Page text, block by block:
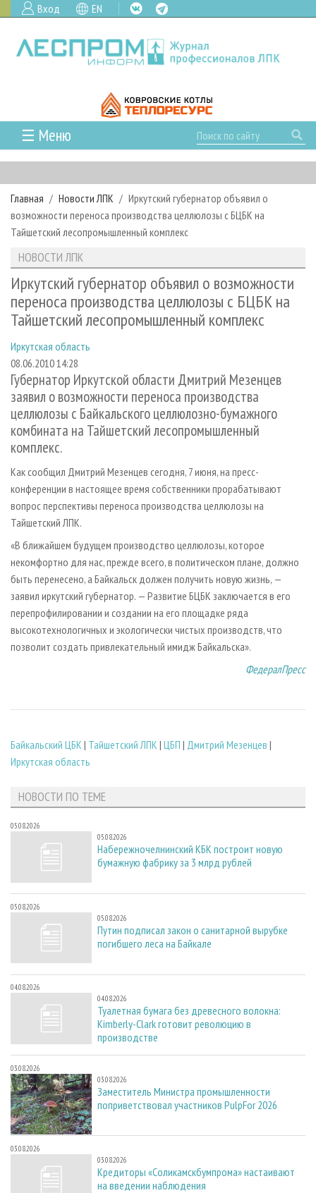
Вход EN
☰ Меню
ГЛАВНАЯ
РУБРИКИ И ТЕМЫ
РУБРИКИ ЖУРНАЛА
ЛЕСНОЕ ХОЗЯЙСТВО
ЛЕСОЗАГОТОВКА
ЛЕСОПИЛЕНИЕ
ДЕРЕВООБРАБОТКА
СУШКА ДРЕВЕСИНЫ
ПРОИЗВОДСТВО ДРЕВЕСНЫХ ПЛИТ
ДЕРЕВЯННОЕ ДОМОСТРОЕНИЕ
ПРОИЗВОДСТВО МЕБЕЛИ
БИОЭНЕРГЕТИКА
ЦБП
ИНСТРУМЕНТ И МАТЕРИАЛЫ
НОВОСТИ
КАЛЕНДАРЬ СОБЫТИЙ
НОВОСТИ ЛПК
НОВОСТИ ЖУРНАЛА
НОВОСТИ КОМПАНИЙ
ПРОЕКТЫ ЛПИ
АНАЛИТИКА
ПРЕДПРИЯТИЯ ЛПК
ЛЕСНЫЕ РЕГИОНЫ РОССИИ
ПЕРСОНЫ
МОБИЛЬНЫЕ ВЫСТАВКИ
ОФИЦИАЛЬНЫЕ ДЕЛЕГАЦИИ
ПРИОРИТЕТНЫЕ ИНВЕСТПРОЕКТЫ
RUSSIAN FORESTRY REVIEW
ГАЗЕТА ЛЕСПРОМФОРУМ
БИБЛИОТЕКА СПЕЦИАЛИСТА
АРХИВ
АРХИВ ЖУРНАЛОВ
СТАТЬИ
О ЖУРНАЛЕ
ПОДПИСКА
КОНТАКТЫ
РЕКЛАМОДАТЕЛЯМ
РЕКЛАМА
РЕКЛАМА НА САЙТЕ
Главная Новости ЛПК
Иркутский губернатор объявил о
возможности переноса производства целлюлозы с БЦБК на
Тайшетский лесопромышленный комплекс
НОВОСТИ ЛПК
Иркутский губернатор объявил о возможности
переноса производства целлюлозы с БЦБК на
Тайшетский лесопромышленный комплекс
Иркутская область
08.06.2010 14:28
Губернатор Иркутской области Дмитрий Мезенцев
заявил о возможности переноса производства
целлюлозы с Байкальского целлюлозно-бумажного
комбината на Тайшетский лесопромышленный
комплекс.
Как сообщил Дмитрий Мезенцев сегодня, 7 июня, на пресс-
конференции в настоящее время собственники прорабатывают
вопрос перспективы переноса производства целлюлозы на
Тайшетский ЛПК.
«В ближайшем будущем производство целлюлозы, которое
некомфортно для нас, прежде всего, в политическом плане, должно
быть перенесено, а Байкальск должен получить новую жизнь, —
заявил иркутский губернатор. — Развитие БЦБК заключается в его
перепрофилировании и создании на его площадке ряда
высокотехнологичных и экологически чистых производств, что
позволит создать привлекательный имидж Байкальска».
ФедералПресс
Байкальский ЦБК | Тайшетский ЛПК | ЦБП | Дмитрий Мезенцев |
Иркутская область
НОВОСТИ ПО ТЕМЕ
05.08.2026
05.08.2026
Набережночелнинский КБК построит новую
бумажную фабрику за 3 млрд рублей
05.08.2026
05.08.2026
Путин подписал закон о санитарной вырубке
погибшего леса на Байкале
04.08.2026
04.08.2026
Туалетная бумага без древесного волокна:
Kimberly-Clark готовит революцию в
производстве
03.08.2026
03.08.2026
Заместитель Министра промышленности
поприветствовал участников PulpFor 2026
03.08.2026
03.08.2026
Кредиторы «Соликамскбумпрома» настаивают
на введении наблюдения